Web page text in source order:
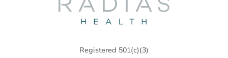
Registered 501(c)(3)